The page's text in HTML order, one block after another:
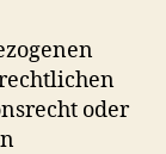
oder